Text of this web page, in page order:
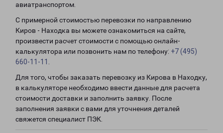
авиатранспортом.
С примерной стоимостью перевозки по направлению
Киров - Находка вы можете ознакомиться на сайте,
произвести расчет стоимости с помощью онлайн-
калькулятора или позвонить нам по телефону: +7 (495)
660-11-11
Для того, чтобы заказать перевозку из Кирова в Находку,
в калькуляторе необходимо ввести данные для расчета
стоимости доставки и заполнить заявку. После
заполнения заявки с вами для уточнения деталей
свяжется специалист ПЭК.